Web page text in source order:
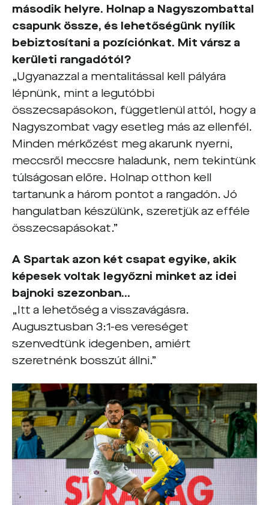
második helyre. Holnap a Nagyszombattal
csapunk össze, és lehetőségünk nyílik
bebiztosítani a pozíciónkat. Mit vársz a
kerületi rangadótól?
„Ugyanazzal a mentalitással kell pályára
lépnünk, mint a legutóbbi
összecsapásokon, függetlenül attól, hogy a
Nagyszombat vagy esetleg más az ellenfél.
Minden mérkőzést meg akarunk nyerni,
meccsről meccsre haladunk, nem tekintünk
túlságosan előre. Holnap otthon kell
tartanunk a három pontot a rangadón. Jó
hangulatban készülünk, szeretjük az efféle
összecsapásokat.”
A Spartak azon két csapat egyike, akik
képesek voltak legyőzni minket az idei
bajnoki szezonban…
„Itt a lehetőség a visszavágásra.
Augusztusban 3:1-es vereséget
szenvedtünk idegenben, amiért
szeretnénk bosszút állni.”